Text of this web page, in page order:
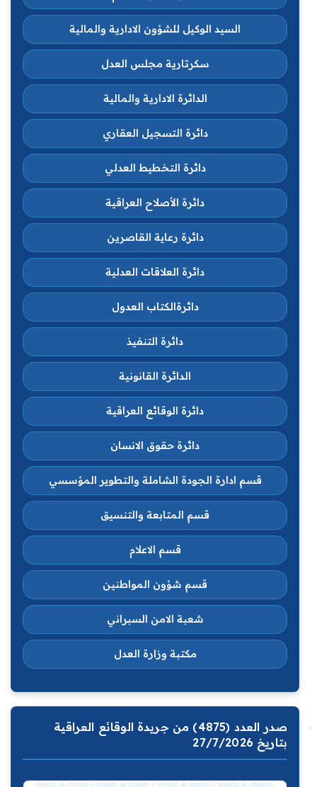
السيد الوكيل للشؤون الادارية والمالية
سكرتارية مجلس العدل
الدائرة الادارية والمالية
دائرة التسجيل العقاري
دائرة التخطيط العدلي
دائرة الأصلاح العراقية
دائرة رعاية القاصرين
دائرة العلاقات العدلية
دائرةالكتاب العدول
دائرة التنفيذ
الدائرة القانونية
دائرة الوقائع العراقية
دائرة حقوق الانسان
قسم ادارة الجودة الشاملة والتطوير المؤسسي
قسم المتابعة والتنسيق
قسم الاعلام
قسم شؤون المواطنين
شعبة الامن السبراني
مكتبة وزارة العدل
صدر العدد (4875) من جريدة الوقائع العراقية
بتاريخ 27/7/2026